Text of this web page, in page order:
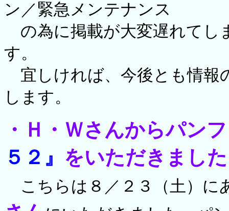
ン／緊急メンテナンス
の為に掲載が大変遅れて
す。
宜しければ、今後とも情報
します。
・Ｈ・Ｗさんからパン
５２』 をいただきまし
こちらは８／２３（土）に